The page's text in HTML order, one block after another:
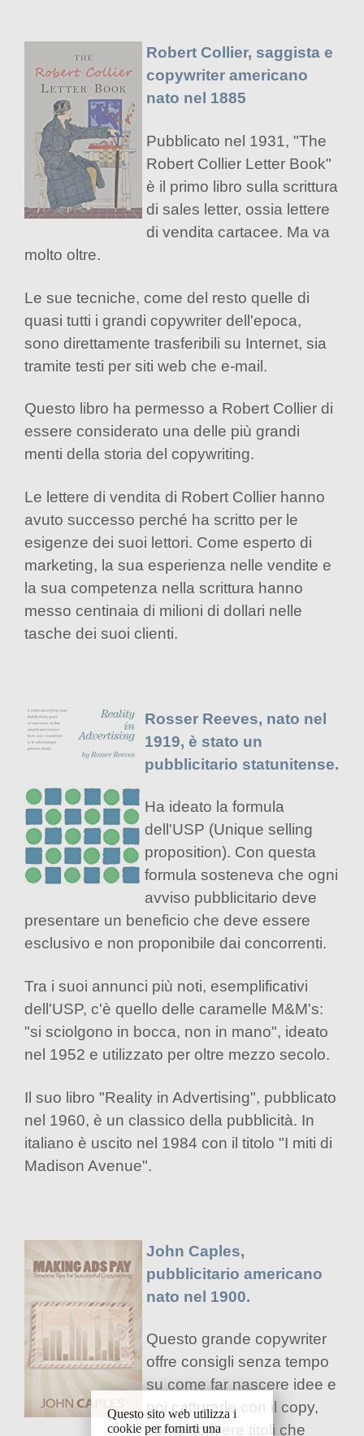
Robert Collier, saggista e
copywriter americano
nato nel 1885
Pubblicato nel 1931, "The
Robert Collier Letter Book"
è il primo libro sulla scrittura
di sales letter, ossia lettere
di vendita cartacee. Ma va
molto oltre.
Le sue tecniche, come del resto quelle di
quasi tutti i grandi copywriter dell'epoca,
sono direttamente trasferibili su Internet, sia
tramite testi per siti web che e-mail.
Questo libro ha permesso a Robert Collier di
essere considerato una delle più grandi
menti della storia del copywriting.
Le lettere di vendita di Robert Collier hanno
avuto successo perché ha scritto per le
esigenze dei suoi lettori. Come esperto di
marketing, la sua esperienza nelle vendite e
la sua competenza nella scrittura hanno
messo centinaia di milioni di dollari nelle
tasche dei suoi clienti.
Rosser Reeves, nato nel
1919, è stato un
pubblicitario statunitense.
Ha ideato la formula
dell'USP (Unique selling
proposition). Con questa
formula sosteneva che ogni
avviso pubblicitario deve
presentare un beneficio che deve essere
esclusivo e non proponibile dai concorrenti.
Tra i suoi annunci più noti, esemplificativi
dell'USP, c'è quello delle caramelle M&M's:
"si sciolgono in bocca, non in mano", ideato
nel 1952 e utilizzato per oltre mezzo secolo.
Il suo libro "Reality in Advertising", pubblicato
nel 1960, è un classico della pubblicità. In
italiano è uscito nel 1984 con il titolo "I miti di
Madison Avenue".
John Caples,
pubblicitario americano
nato nel 1900.
Questo grande copywriter
offre consigli senza tempo
su come far nascere idee e
poi catturarle con il copy,
come scrivere titoli che
Questo sito web utilizza i
cookie per fornirti una